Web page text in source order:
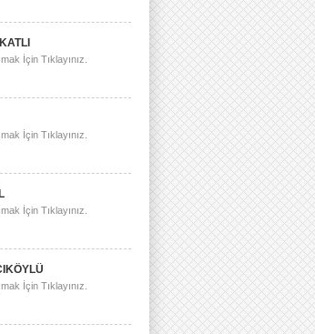
İçin Tıklayınız.
İçin Tıklayınız.
İçin Tıklayınız.
İçin Tıklayınız.